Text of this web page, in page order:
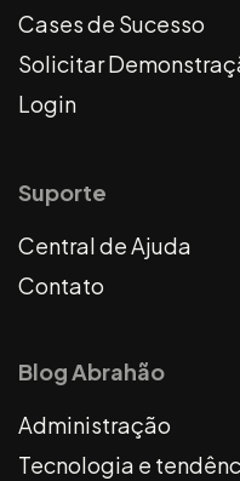
Cases de Sucesso
Solicitar
Login
Suporte
Central de Ajuda
Contato
Blog Abrahão
Administração
Tecnologia e